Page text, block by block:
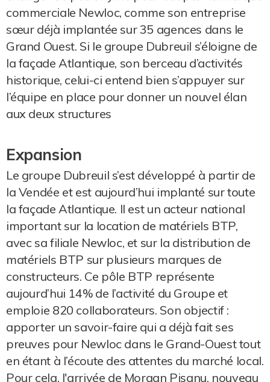
commerciale Newloc, comme son entreprise
sœur déjà implantée sur 35 agences dans le
Grand Ouest. Si le groupe Dubreuil s’éloigne de
la façade Atlantique, son berceau d’activités
historique, celui-ci entend bien s’appuyer sur
l’équipe en place pour donner un nouvel élan
aux deux structures
Expansion
Le groupe Dubreuil s’est développé à partir de
la Vendée et est aujourd’hui implanté sur toute
la façade Atlantique. Il est un acteur national
important sur la location de matériels BTP,
avec sa filiale Newloc, et sur la distribution de
matériels BTP sur plusieurs marques de
constructeurs. Ce pôle BTP représente
aujourd’hui 14% de l’activité du Groupe et
emploie 820 collaborateurs. Son objectif :
apporter un savoir-faire qui a déjà fait ses
preuves pour Newloc dans le Grand-Ouest tout
en étant à l’écoute des attentes du marché local.
Pour cela, l'arrivée de Morgan Pisanu, nouveau